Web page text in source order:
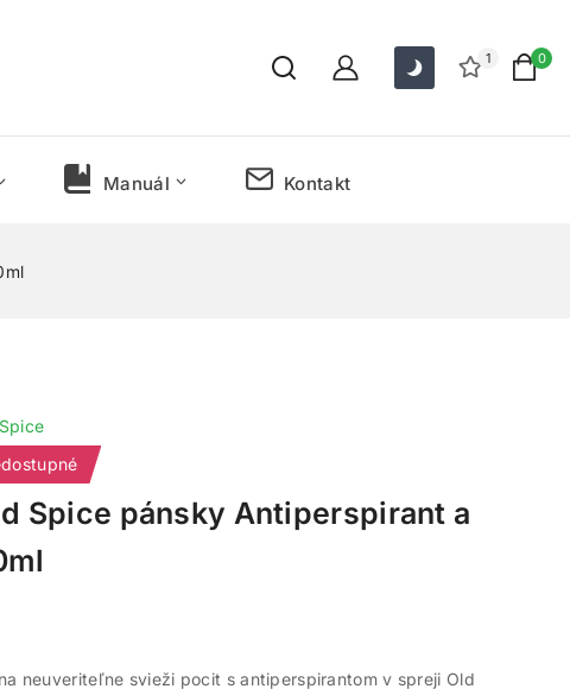
1 0
Manuál Kontakt
Spice pánsky Antiperspirant a
neuveriteľne svieži pocit s antiperspirantom v spreji Old